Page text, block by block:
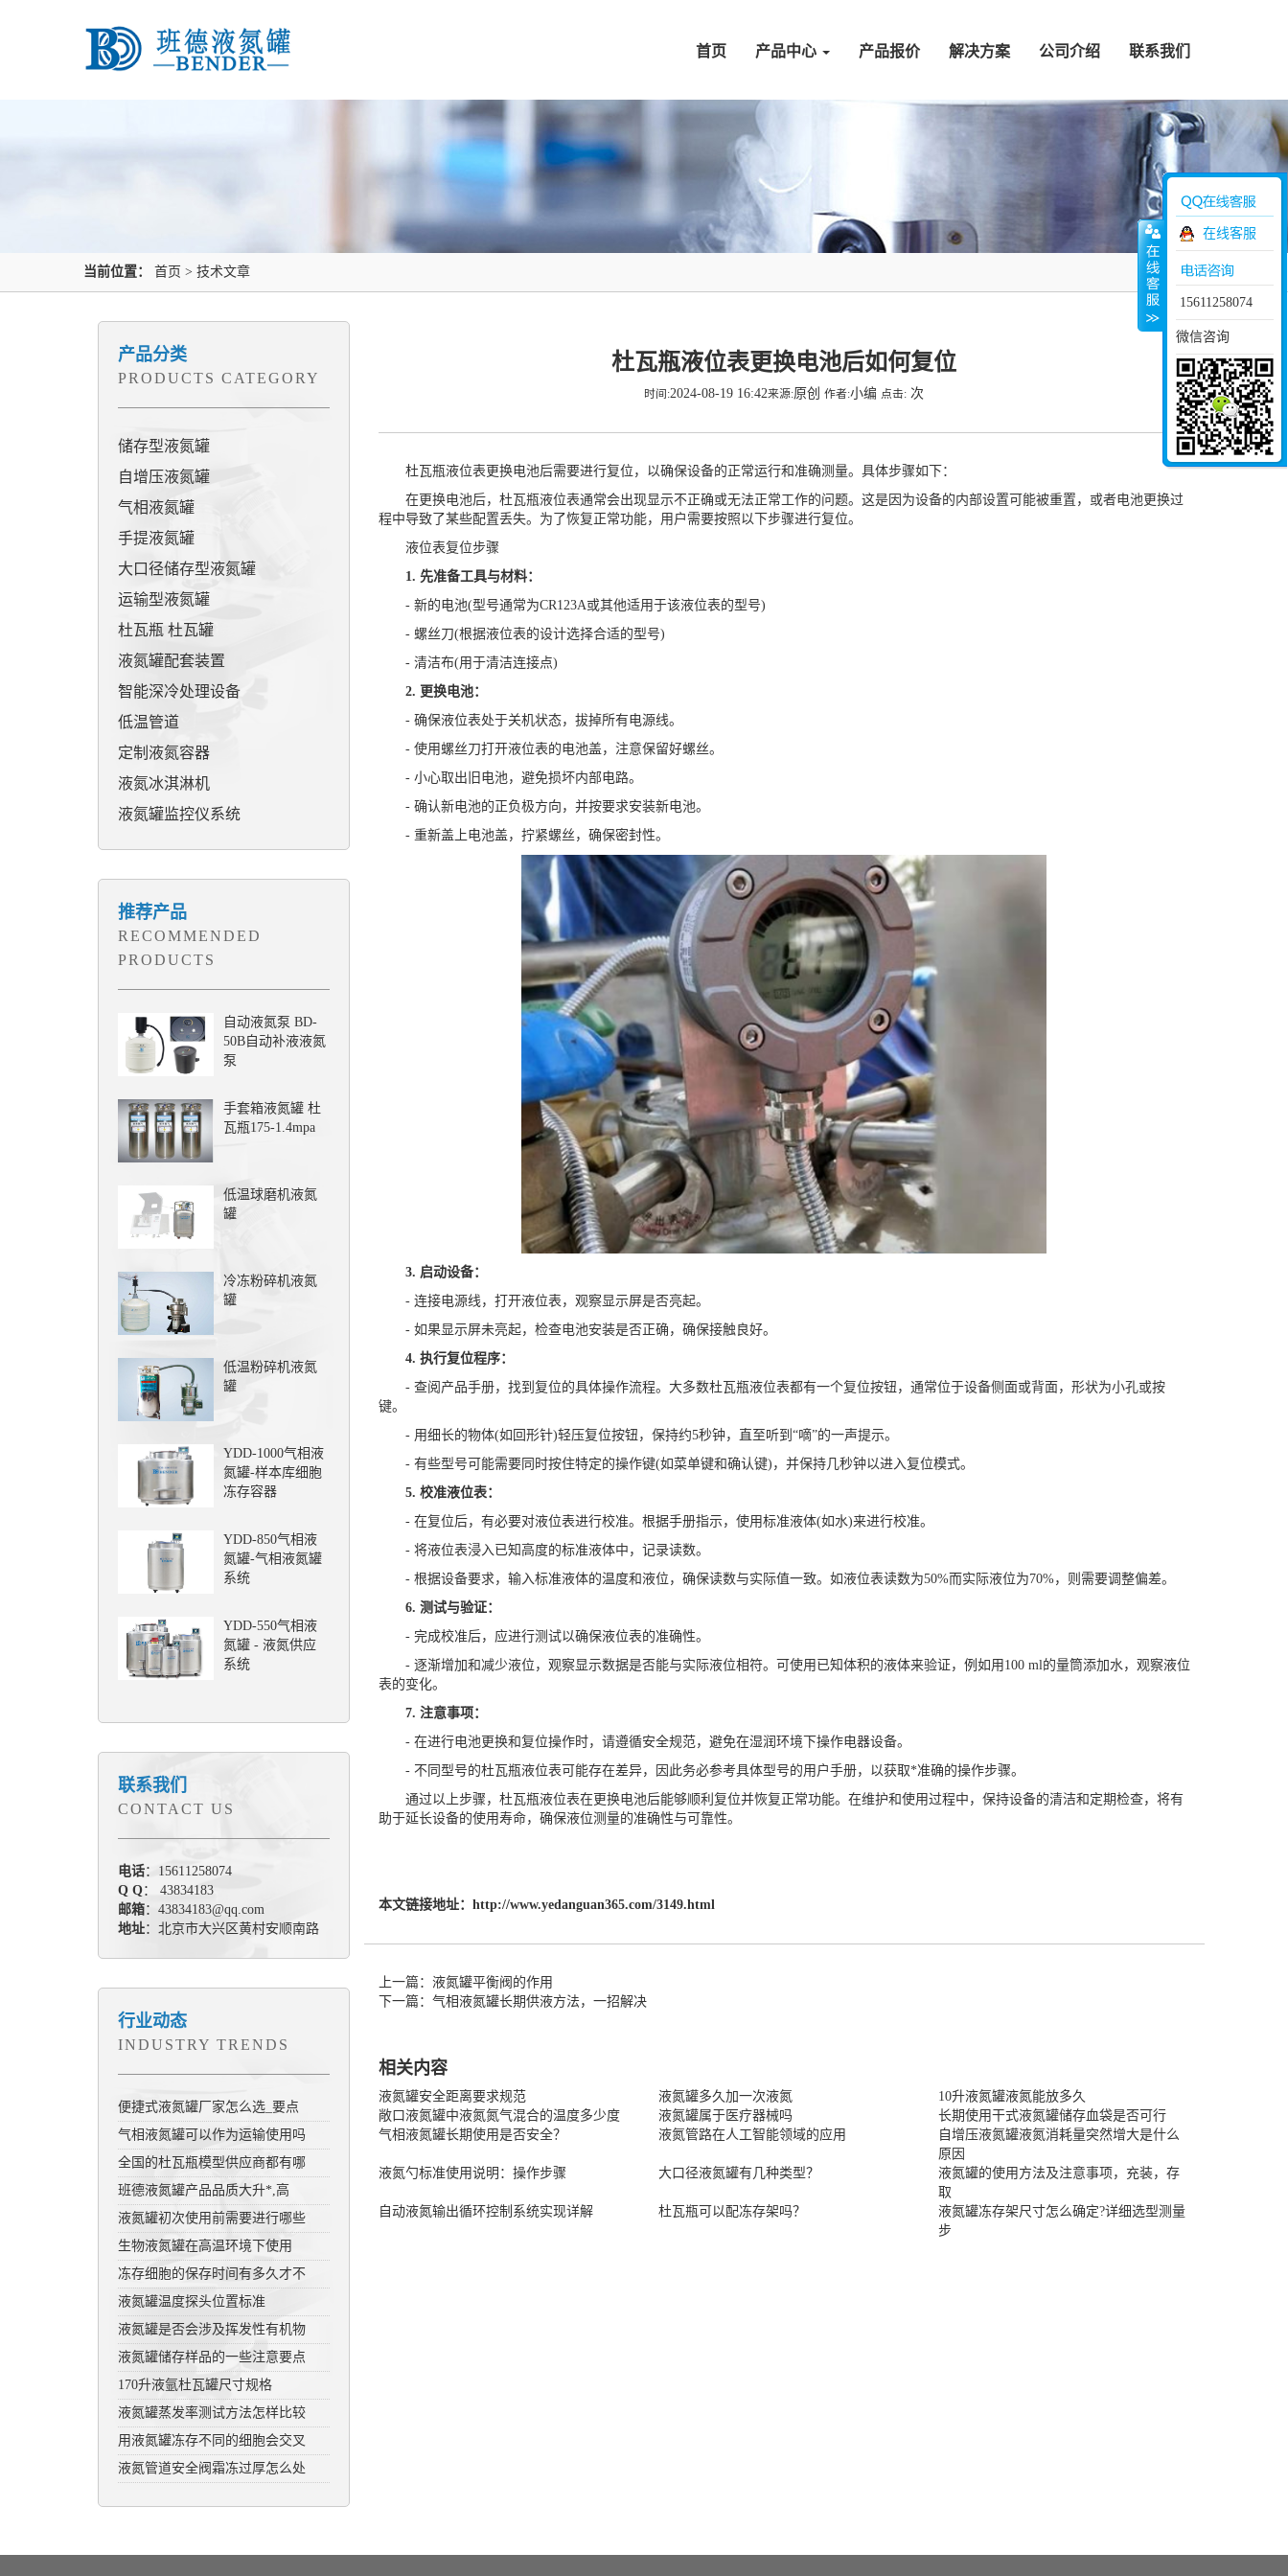
首页 产品中心 产品报价 解决方案 公司介绍 联系我们
当前位置： 首页 > 技术文章
产品分类
PRODUCTS CATEGORY
储存型液氮罐
自增压液氮罐
气相液氮罐
手提液氮罐
大口径储存型液氮罐
运输型液氮罐
杜瓦瓶 杜瓦罐
液氮罐配套装置
智能深冷处理设备
低温管道
定制液氮容器
液氮冰淇淋机
液氮罐监控仪系统
推荐产品
RECOMMENDED
PRODUCTS
自动液氮泵 BD-
50B自动补液液氮
泵
手套箱液氮罐 杜
瓦瓶175-1.4mpa
低温球磨机液氮
罐
冷冻粉碎机液氮
罐
低温粉碎机液氮
罐
YDD-1000气相液
氮罐-样本库细胞
冻存容器
YDD-850气相液
氮罐-气相液氮罐
系统
YDD-550气相液
氮罐 - 液氮供应
系统
联系我们
CONTACT US
电话：15611258074
Q Q： 43834183
邮箱：43834183@qq.com
地址：北京市大兴区黄村安顺南路
行业动态
INDUSTRY TRENDS
便捷式液氮罐厂家怎么选_要点
气相液氮罐可以作为运输使用吗
全国的杜瓦瓶模型供应商都有哪
班德液氮罐产品品质大升*,高
液氮罐初次使用前需要进行哪些
生物液氮罐在高温环境下使用
冻存细胞的保存时间有多久才不
液氮罐温度探头位置标准
液氮罐是否会涉及挥发性有机物
液氮罐储存样品的一些注意要点
170升液氩杜瓦罐尺寸规格
液氮罐蒸发率测试方法怎样比较
用液氮罐冻存不同的细胞会交叉
液氮管道安全阀霜冻过厚怎么处
杜瓦瓶液位表更换电池后如何复位
时间:2024-08-19 16:42来源:原创作者:小编 点击: 次
杜瓦瓶液位表更换电池后需要进行复位，以确保设备的正常运行和准确测量。具体步骤如下：
在更换电池后，杜瓦瓶液位表通常会出现显示不正确或无法正常工作的问题。这是因为设备的内部设置可能被重置，或者电池更换过
程中导致了某些配置丢失。为了恢复正常功能，用户需要按照以下步骤进行复位。
液位表复位步骤
1. 先准备工具与材料：
- 新的电池(型号通常为CR123A或其他适用于该液位表的型号)
- 螺丝刀(根据液位表的设计选择合适的型号)
- 清洁布(用于清洁连接点)
2. 更换电池：
- 确保液位表处于关机状态，拔掉所有电源线。
- 使用螺丝刀打开液位表的电池盖，注意保留好螺丝。
- 小心取出旧电池，避免损坏内部电路。
- 确认新电池的正负极方向，并按要求安装新电池。
- 重新盖上电池盖，拧紧螺丝，确保密封性。
3. 启动设备：
- 连接电源线，打开液位表，观察显示屏是否亮起。
- 如果显示屏未亮起，检查电池安装是否正确，确保接触良好。
4. 执行复位程序：
- 查阅产品手册，找到复位的具体操作流程。大多数杜瓦瓶液位表都有一个复位按钮，通常位于设备侧面或背面，形状为小孔或按
键。
- 用细长的物体(如回形针)轻压复位按钮，保持约5秒钟，直至听到“嘀”的一声提示。
- 有些型号可能需要同时按住特定的操作键(如菜单键和确认键)，并保持几秒钟以进入复位模式。
5. 校准液位表：
- 在复位后，有必要对液位表进行校准。根据手册指示，使用标准液体(如水)来进行校准。
- 将液位表浸入已知高度的标准液体中，记录读数。
- 根据设备要求，输入标准液体的温度和液位，确保读数与实际值一致。如液位表读数为50%而实际液位为70%，则需要调整偏差。
6. 测试与验证：
- 完成校准后，应进行测试以确保液位表的准确性。
- 逐渐增加和减少液位，观察显示数据是否能与实际液位相符。可使用已知体积的液体来验证，例如用100 ml的量筒添加水，观察液位
表的变化。
7. 注意事项：
- 在进行电池更换和复位操作时，请遵循安全规范，避免在湿润环境下操作电器设备。
- 不同型号的杜瓦瓶液位表可能存在差异，因此务必参考具体型号的用户手册，以获取*准确的操作步骤。
通过以上步骤，杜瓦瓶液位表在更换电池后能够顺利复位并恢复正常功能。在维护和使用过程中，保持设备的清洁和定期检查，将有
助于延长设备的使用寿命，确保液位测量的准确性与可靠性。
本文链接地址： http://www.yedanguan365.com/3149.html
上一篇：液氮罐平衡阀的作用
下一篇：气相液氮罐长期供液方法，一招解决
相关内容
液氮罐安全距离要求规范 液氮罐多久加一次液氮
10升液氮罐液氮能放多久
敞口液氮罐中液氮氮气混合的温度多少度
液氮罐属于医疗器械吗
长期使用干式液氮罐储存血袋是否可行
气相液氮罐长期使用是否安全？
液氮管路在人工智能领域的应用
自增压液氮罐液氮消耗量突然增大是什么
原因
液氮勺标准使用说明：操作步骤
大口径液氮罐有几种类型？
液氮罐的使用方法及注意事项，充装，存
取
自动液氮输出循环控制系统实现详解
杜瓦瓶可以配冻存架吗？
液氮罐冻存架尺寸怎么确定?详细选型测量
步
在线客服
15611258074
微信咨询